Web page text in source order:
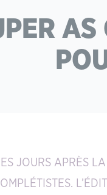
AS
JOURS APRÈS